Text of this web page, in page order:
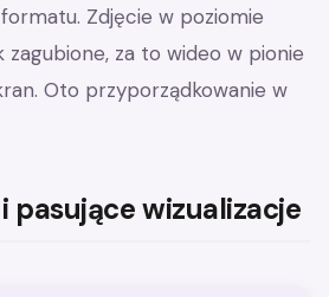
Zdjęcie w poziomie
zagubione, za to wideo w pionie
Oto przyporządkowanie w
pasujące wizualizacje